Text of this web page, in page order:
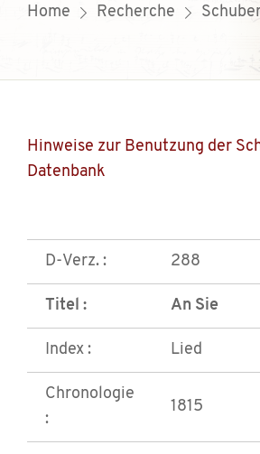
Home Recherche
Hinweise zur Benutzung der
Datenbank
D-Verz. : 288
Titel : An Sie
Index : Lied
Chronologie
:
1815